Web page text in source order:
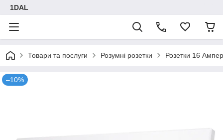
1DAL
Товари та послуги Розумні розетки Розетки 16 Ампер
–10%